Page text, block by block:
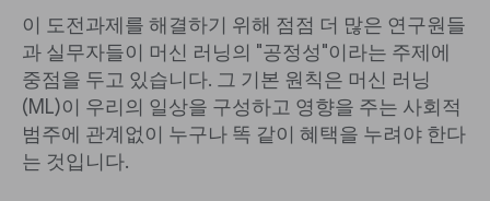
이 도전과제를 해결하기 위해 점점 더 많은 연구원들
과 실무자들이 머신 러닝의 "공정성"이라는 주제에
중점을 두고 있습니다. 그 기본 원칙은 머신 러닝
(ML)이 우리의 일상을 구성하고 영향을 주는 사회적
범주에 관계없이 누구나 똑 같이 혜택을 누려야 한다
는 것입니다.